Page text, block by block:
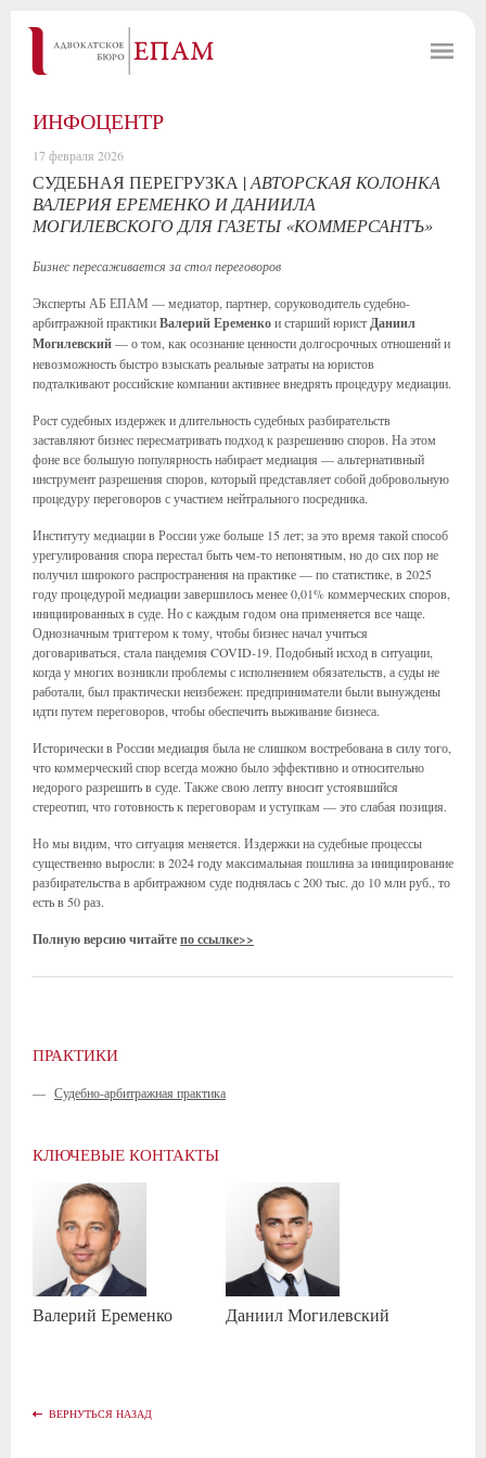
ИНФОЦЕНТР
17 февраля 2026
СУДЕБНАЯ ПЕРЕГРУЗКА |АВТОРСКАЯ КОЛОНКА
ВАЛЕРИЯ ЕРЕМЕНКО И ДАНИИЛА
МОГИЛЕВСКОГО ДЛЯ ГАЗЕТЫ «КОММЕРСАНТЪ»
Бизнес пересаживается за стол переговоров
Эксперты АБ ЕПАМ — медиатор, партнер, соруководитель судебно-
арбитражной практикиВалерий Еременкои старший юристДаниил
Могилевский— о том, как осознание ценности долгосрочных отношений и
невозможность быстро взыскать реальные затраты на юристов
подталкивают российские компании активнее внедрять процедуру медиации.
Рост судебных издержек и длительность судебных разбирательств
заставляют бизнес пересматривать подход к разрешению споров. На этом
фоне все большую популярность набирает медиация — альтернативный
инструмент разрешения споров, который представляет собой добровольную
процедуру переговоров с участием нейтрального посредника.
Институту медиации в России уже больше 15 лет; за это время такой способ
урегулирования спора перестал быть чем-то непонятным, но до сих пор не
получил широкого распространения на практике — по статистике, в 2025
году процедурой медиации завершилось менее 0,01% коммерческих споров,
инициированных в суде. Но с каждым годом она применяется все чаще.
Однозначным триггером к тому, чтобы бизнес начал учиться
договариваться, стала пандемия COVID-19. Подобный исход в ситуации,
когда у многих возникли проблемы с исполнением обязательств, а суды не
работали, был практически неизбежен: предприниматели были вынуждены
идти путем переговоров, чтобы обеспечить выживание бизнеса.
Исторически в России медиация была не слишком востребована в силу того,
что коммерческий спор всегда можно было эффективно и относительно
недорого разрешить в суде. Также свою лепту вносит устоявшийся
стереотип, что готовность к переговорам и уступкам — это слабая позиция.
Но мы видим, что ситуация меняется. Издержки на судебные процессы
существенно выросли: в 2024 году максимальная пошлина за инициирование
разбирательства в арбитражном суде поднялась с 200 тыс. до 10 млн руб., то
есть в 50 раз.
Полную версию читайтепо ссылке>>
ПРАКТИКИ
— Судебно-арбитражная практика
КЛЮЧЕВЫЕ КОНТАКТЫ
Валерий Еременко ДаниилМогилевский
ВЕРНУТЬСЯ НАЗАД